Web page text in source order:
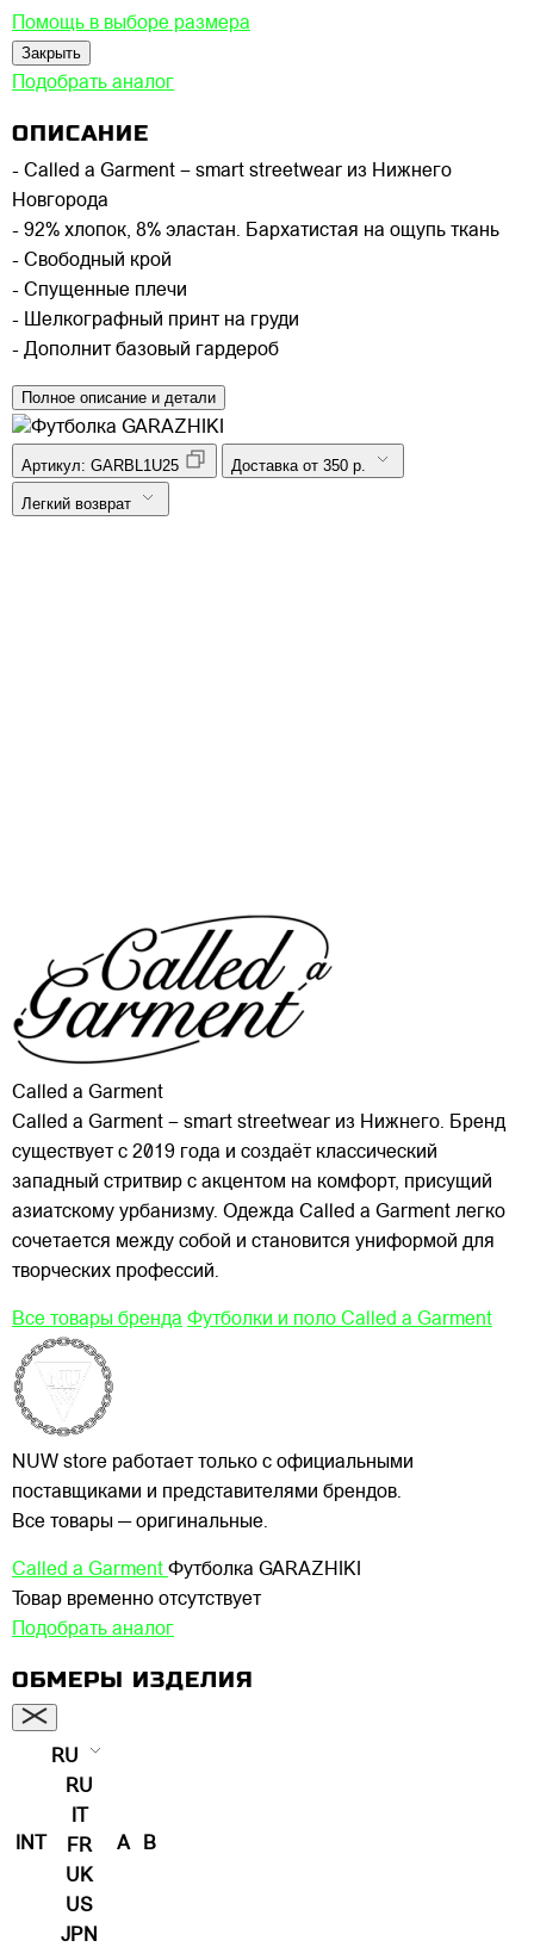
Помощь в выборе размера
Закрыть
Подобрать аналог
ОПИСАНИЕ
- Called a Garment – smart streetwear из Нижнего
Новгорода
- 92% хлопок, 8% эластан. Бархатистая на ощупь ткань
- Свободный крой
- Спущенные плечи
- Шелкографный принт на груди
- Дополнит базовый гардероб
Полное описание и детали
Артикул: GARBL1U25 Доставка от 350 р.
Легкий возврат
Called a Garment
Called a Garment – smart streetwear из Нижнего. Бренд
существует с 2019 года и создаёт классический
западный стритвир с акцентом на комфорт, присущий
азиатскому урбанизму. Одежда Called a Garment легко
сочетается между собой и становится униформой для
творческих профессий.
Все товары бренда Футболки и поло Called a Garment
NUW store работает только с официальными
поставщиками и представителями брендов.
Все товары — оригинальные.
Called a Garment Футболка GARAZHIKI
Товар временно отсутствует
Подобрать аналог
ОБМЕРЫ ИЗДЕЛИЯ
INT
RU
RU
FR
UK
US
JPN
A B